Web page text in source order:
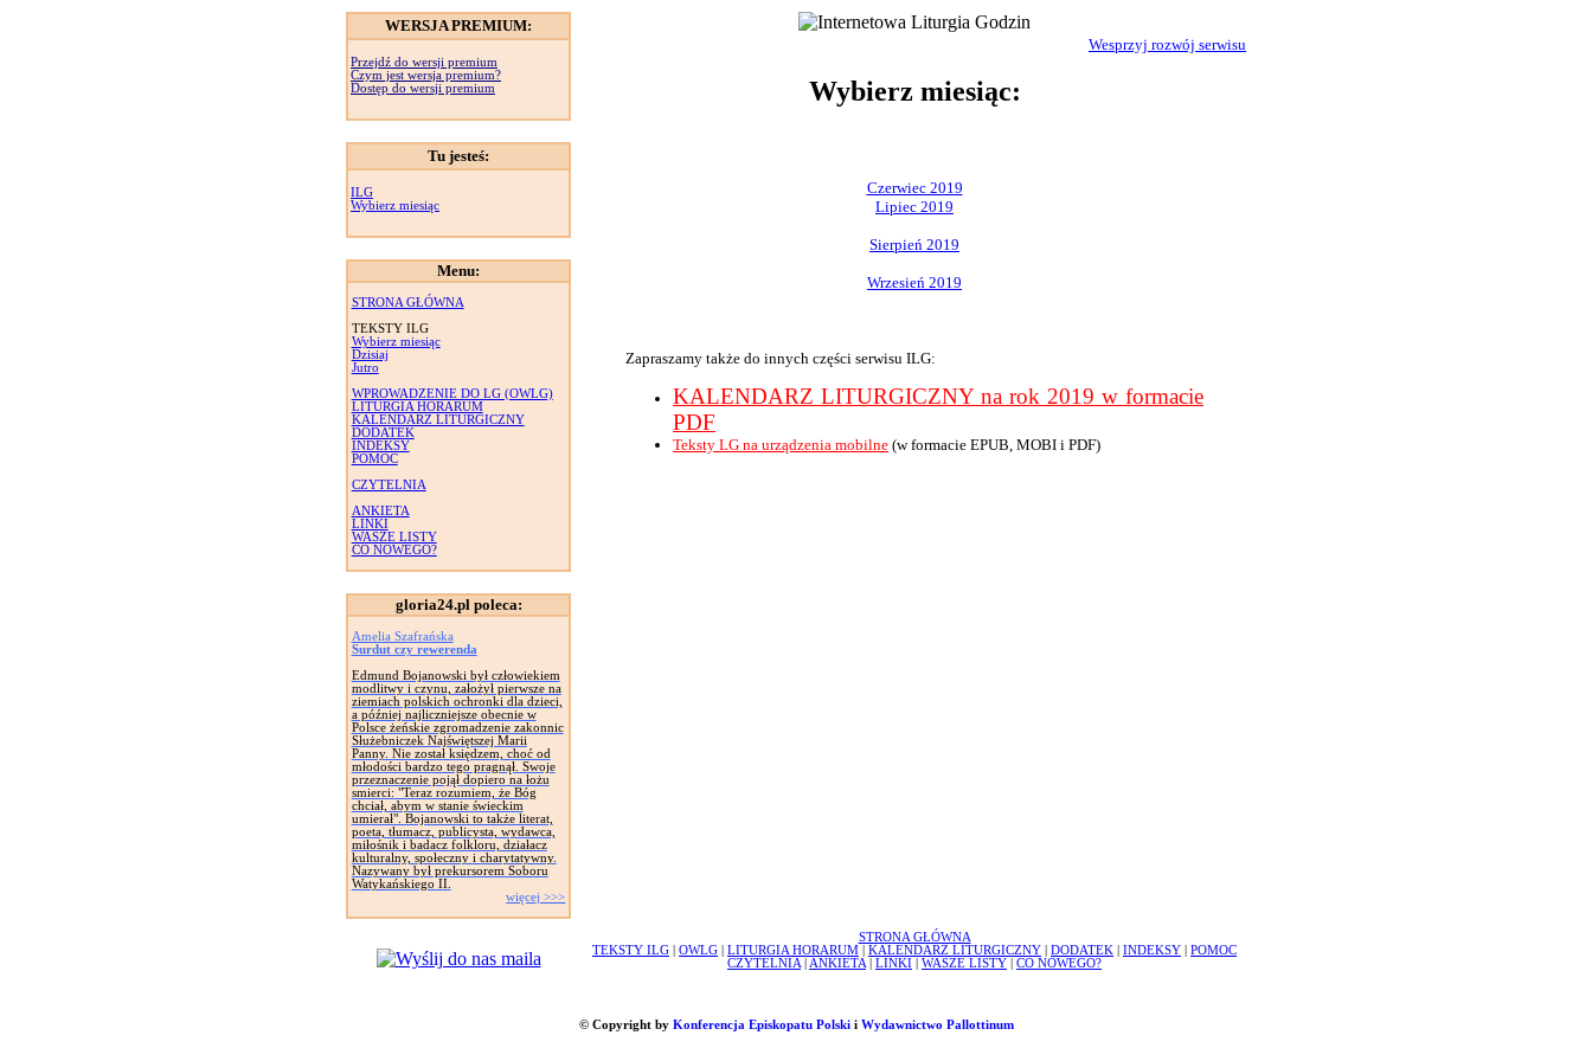
WERSJA PREMIUM:
Przejdź do wersji premium
Czym jest wersja premium?
Dostęp do wersji premium
Tu jesteś:
ILG
Wybierz miesiąc
Menu:
STRONA GŁÓWNA
TEKSTY ILG
Wybierz miesiąc
Dzisiaj
Jutro
WPROWADZENIE DO LG (OWLG)
LITURGIA HORARUM
KALENDARZ LITURGICZNY
DODATEK
INDEKSY
POMOC
CZYTELNIA
ANKIETA
LINKI
WASZE LISTY
CO NOWEGO?
gloria24.pl poleca:
Amelia Szafrańska
Surdut czy rewerenda
Edmund Bojanowski był człowiekiem
modlitwy i czynu, założył pierwsze na
ziemiach polskich ochronki dla dzieci,
a później najliczniejsze obecnie w
Polsce żeńskie zgromadzenie zakonnic
Służebniczek Najświętszej Marii
Panny. Nie został księdzem, choć od
młodości bardzo tego pragnął. Swoje
przeznaczenie pojął dopiero na łożu
smierci: "Teraz rozumiem, że Bóg
chciał, abym w stanie świeckim
umierał". Bojanowski to także literat,
poeta, tłumacz, publicysta, wydawca,
miłośnik i badacz folkloru, działacz
kulturalny, społeczny i charytatywny.
Nazywany był prekursorem Soboru
Watykańskiego II.
więcej >>>
Wesprzyj rozwój serwisu
Wybierz miesiąc:
Czerwiec 2019
Lipiec 2019
Sierpień 2019
Wrzesień 2019
Zapraszamy także do innych części serwisu ILG:
KALENDARZ LITURGICZNY na rok 2019 w formacie
PDF
Teksty LG na urządzenia mobilne (w formacie EPUB, MOBI i PDF)
STRONA GŁÓWNA
TEKSTY ILG
OWLG LITURGIA HORARUM KALENDARZ LITURGICZNY DODATEK INDEKSY
POMOC
CZYTELNIA
ANKIETA LINKI WASZE LISTY CO NOWEGO?
© Copyright by Konferencja Episkopatu Polskii Wydawnictwo Pallottinum